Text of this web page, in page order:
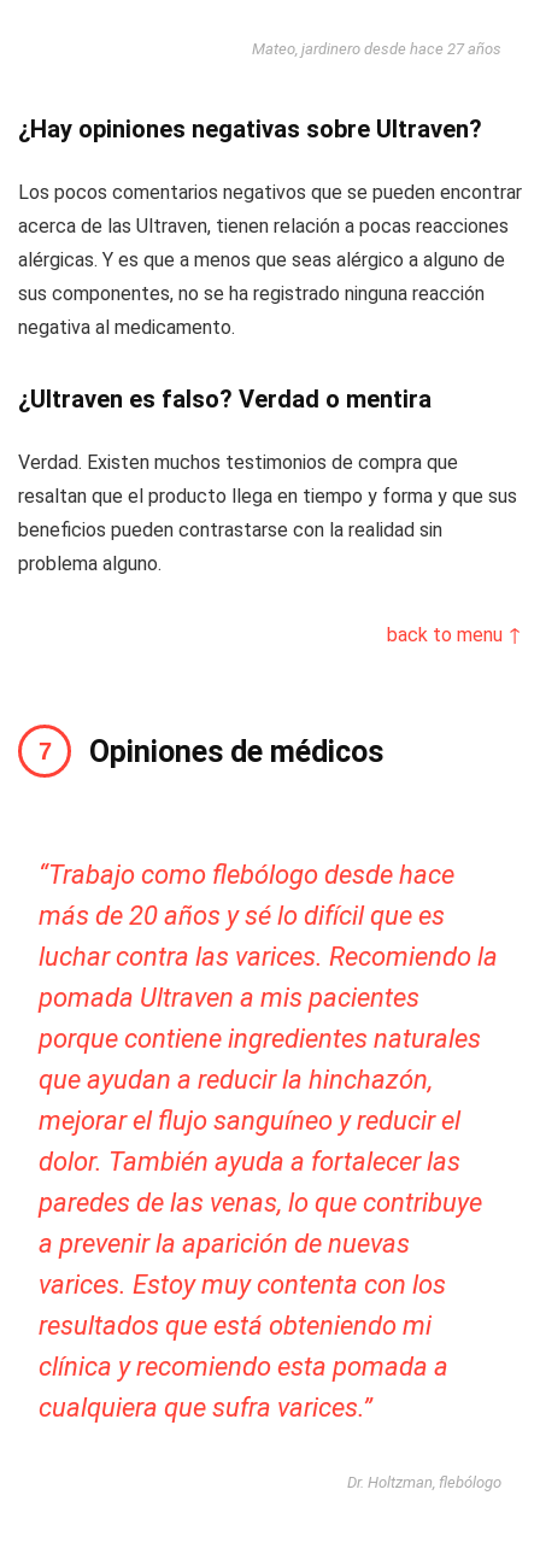
Mateo, jardinero desde hace 27 años
¿Hay opiniones negativas sobre Ultraven?
Los pocos comentarios negativos que se pueden encontrar
acerca de las Ultraven, tienen relación a pocas reacciones
alérgicas. Y es que a menos que seas alérgico a alguno de
sus componentes, no se ha registrado ninguna reacción
negativa al medicamento.
¿Ultraven es falso? Verdad o mentira
Verdad. Existen muchos testimonios de compra que
resaltan que el producto llega en tiempo y forma y que sus
beneficios pueden contrastarse con la realidad sin
problema alguno.
back to menu ↑
Opiniones de médicos
“Trabajo como flebólogo desde hace
más de 20 años y sé lo difícil que es
luchar contra las varices. Recomiendo la
pomada Ultraven a mis pacientes
porque contiene ingredientes naturales
que ayudan a reducir la hinchazón,
mejorar el flujo sanguíneo y reducir el
dolor. También ayuda a fortalecer las
paredes de las venas, lo que contribuye
a prevenir la aparición de nuevas
varices. Estoy muy contenta con los
resultados que está obteniendo mi
clínica y recomiendo esta pomada a
cualquiera que sufra varices.”
Dr. Holtzman, flebólogo